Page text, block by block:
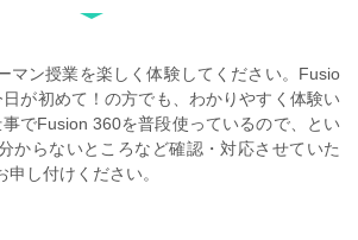
マン授業を楽しく体験してください。 Fusio
が初めて！の方でも、わかりやすく体験い
でFusion 360を普段使っているので、とい
からないところなど確認・対応させていた
し付けください。